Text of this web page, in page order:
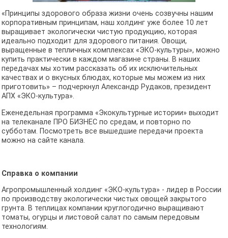
«Принципы здорового образа жизни очень созвучны нашим
корпоративным принципам, наш холдинг уже более 10 лет
выращивает экологически чистую продукцию, которая
идеально подходит для здорового питания. Овощи,
выращенные в тепличных комплексах «ЭКО-культуры», можно
купить практически в каждом магазине страны. В наших
передачах мы хотим рассказать об их исключительных
качествах и о вкусных блюдах, которые мы можем из них
приготовить» – подчеркнул Александр Рудаков, президент
АПХ «ЭКО-культура».
Еженедельная программа «Экокультурные истории» выходит
на телеканале ПРО БИЗНЕС по средам, и повторно по
субботам. Посмотреть все вышедшие передачи проекта
можно на сайте канала.
Справка о компании
Агропромышленный холдинг «ЭКО-культура» - лидер в России
по производству экологически чистых овощей закрытого
грунта. В теплицах компании круглогодично выращивают
томаты, огурцы и листовой салат по самым передовым
технологиям.